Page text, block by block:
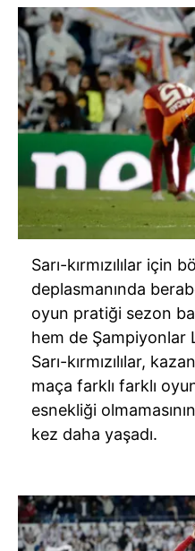
Sarı-kırmızılılar için
deplasmanında
oyun pratiği sezon
hem de Şampiyonlar
Sarı-kırmızılılar,
maça farklı farklı
esnekliği
kez daha yaşadı.